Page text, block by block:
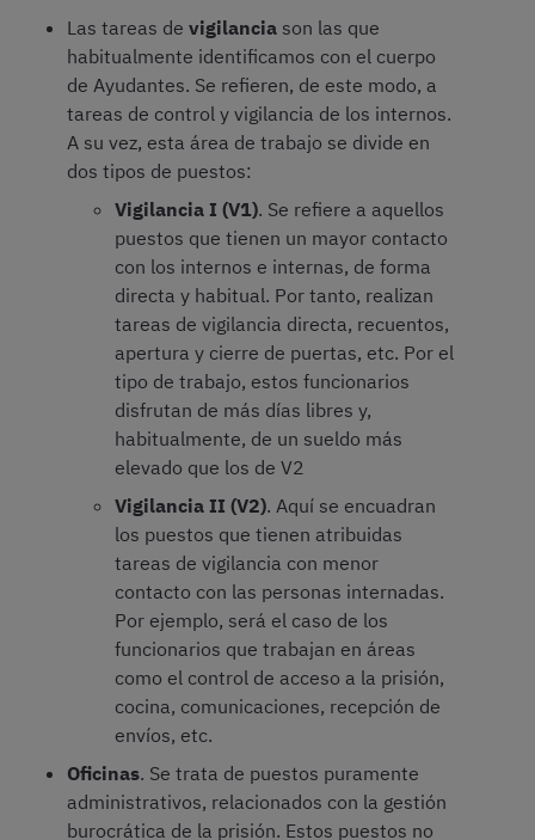
Las tareas de vigilancia son las que
habitualmente identificamos con el cuerpo
de Ayudantes. Se refieren, de este modo, a
tareas de control y vigilancia de los internos.
A su vez, esta área de trabajo se divide en
dos tipos de puestos:
Vigilancia I (V1). Se refiere a aquellos
puestos que tienen un mayor contacto
con los internos e internas, de forma
directa y habitual. Por tanto, realizan
tareas de vigilancia directa, recuentos,
apertura y cierre de puertas, etc. Por el
tipo de trabajo, estos funcionarios
disfrutan de más días libres y,
habitualmente, de un sueldo más
elevado que los de V2
Vigilancia II (V2). Aquí se encuadran
los puestos que tienen atribuidas
tareas de vigilancia con menor
contacto con las personas internadas.
Por ejemplo, será el caso de los
funcionarios que trabajan en áreas
como el control de acceso a la prisión,
cocina, comunicaciones, recepción de
envíos, etc.
Oficinas. Se trata de puestos puramente
administrativos, relacionados con la gestión
burocrática de la prisión. Estos puestos no